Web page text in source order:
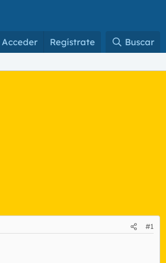
Acceder Regístrate Buscar
#1